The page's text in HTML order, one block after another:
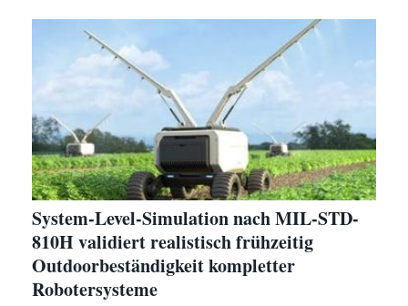
System-Level-Simulation nach MIL-STD-
810H validiert realistisch frühzeitig
Outdoorbeständigkeit kompletter
Robotersysteme